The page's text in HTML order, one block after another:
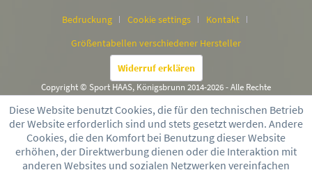
Bedruckung Cookie settings
Kontakt
Größentabellen verschiedener Hersteller
Widerruf erklären
Copyright © Sport HAAS, Königsbrunn 2014-2026 - Alle Rechte
vorbehalten
Diese Website benutzt Cookies, die für den technischen Betrieb
der Website erforderlich sind und stets gesetzt werden. Andere
Cookies, die den Komfort bei Benutzung dieser Website
erhöhen, der Direktwerbung dienen oder die Interaktion mit
anderen Websites und sozialen Netzwerken vereinfachen